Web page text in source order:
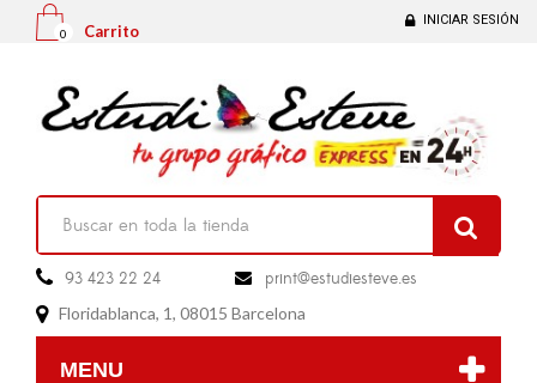
INICIAR SESIÓN
0 Carrito
 93 423 22 24 
print@estudiesteve.es
 Floridablanca, 1, 08015 Barcelona
MENU